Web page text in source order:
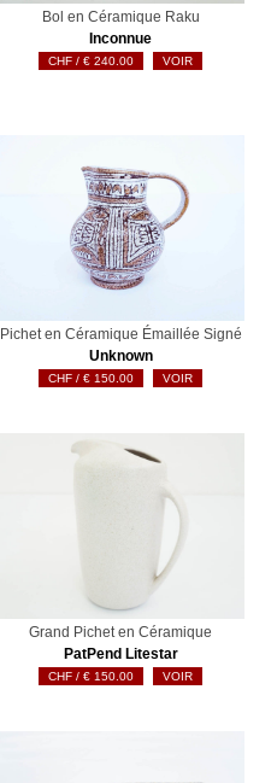
Bol en Céramique Raku
Inconnue
€ 240.00 VOIR
Pichet en Céramique Émaillée Signé
Unknown
€ 150.00 VOIR
Grand Pichet en Céramique
PatPend Litestar
€ 150.00 VOIR